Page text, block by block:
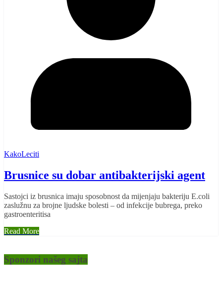
KakoLeciti
Brusnice su dobar antibakterijski agent
Sastojci iz brusnica imaju sposobnost da mijenjaju bakteriju E.coli
zaslužnu za brojne ljudske bolesti – od infekcije bubrega, preko
gastroenteritisa
Read More
Sponzori našeg sajta